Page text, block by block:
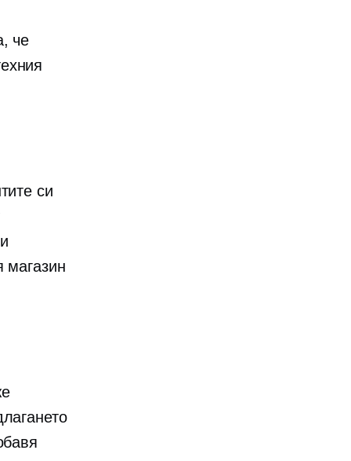
че
си
магазин